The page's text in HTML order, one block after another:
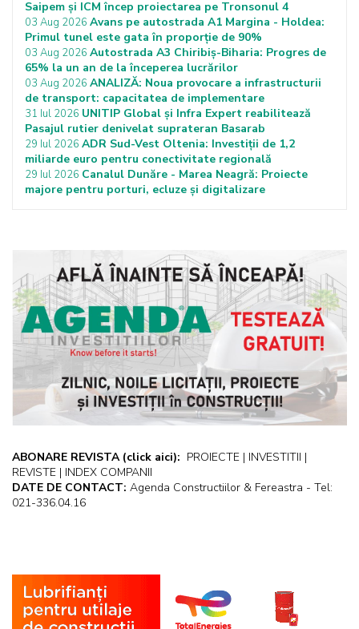
Saipem și ICM încep proiectarea pe Tronsonul 4
03 Aug 2026 Avans pe autostrada A1 Margina - Holdea:
Primul tunel este gata în proporție de 90%
03 Aug 2026 Autostrada A3 Chiribiș-Biharia: Progres de
65% la un an de la începerea lucrărilor
03 Aug 2026 ANALIZĂ: Noua provocare a infrastructurii
de transport: capacitatea de implementare
31 Iul 2026 UNITIP Global și Infra Expert reabilitează
Pasajul rutier denivelat suprateran Basarab
29 Iul 2026 ADR Sud-Vest Oltenia: Investiții de 1,2
miliarde euro pentru conectivitate regională
29 Iul 2026 Canalul Dunăre - Marea Neagră: Proiecte
majore pentru porturi, ecluze și digitalizare
ABONARE REVISTA (click aici): PROIECTE | INVESTITII |
REVISTE | INDEX COMPANII
DATE DE CONTACT: Agenda Constructiilor & Fereastra - Tel:
021-336.04.16